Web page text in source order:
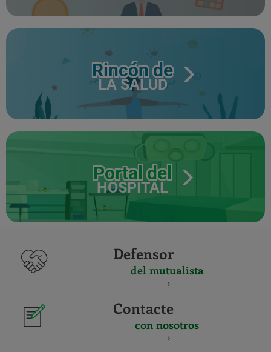
Rincón de
LA SALUD
Portal del
HOSPITAL
Defensor
del mutualista
Contacte
con nosotros